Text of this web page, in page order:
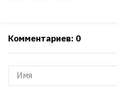
Комментариев: 0